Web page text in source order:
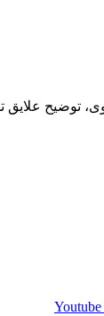
Youtube